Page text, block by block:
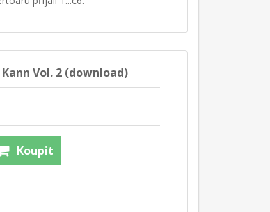
Vol. 2 (download)
Koupit